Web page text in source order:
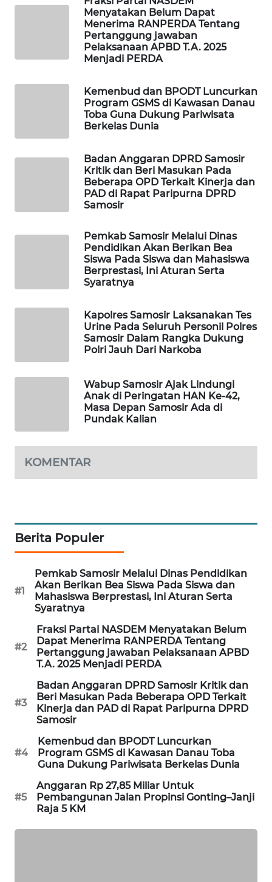
Menyatakan Belum Dapat
Menerima RANPERDA Tentang
Pertanggung jawaban
Pelaksanaan APBD T.A. 2025
Menjadi PERDA
Kemenbud dan BPODT Luncurkan
Program GSMS di Kawasan Danau
Toba Guna Dukung Pariwisata
Berkelas Dunia
Badan Anggaran DPRD Samosir
Kritik dan Beri Masukan Pada
Beberapa OPD Terkait Kinerja dan
PAD di Rapat Paripurna DPRD
Samosir
Pemkab Samosir Melalui Dinas
Pendidikan Akan Berikan Bea
Siswa Pada Siswa dan Mahasiswa
Berprestasi, Ini Aturan Serta
Syaratnya
Kapolres Samosir Laksanakan Tes
Urine Pada Seluruh Personil Polres
Samosir Dalam Rangka Dukung
Polri Jauh Dari Narkoba
Wabup Samosir Ajak Lindungi
Anak di Peringatan HAN Ke-42,
Masa Depan Samosir Ada di
Pundak Kalian
KOMENTAR
Berita Populer
#1
Pemkab Samosir Melalui Dinas Pendidikan
Akan Berikan Bea Siswa Pada Siswa dan
Mahasiswa Berprestasi, Ini Aturan Serta
Syaratnya
#2
Fraksi Partai NASDEM Menyatakan Belum
Dapat Menerima RANPERDA Tentang
Pertanggung jawaban Pelaksanaan APBD
T.A. 2025 Menjadi PERDA
#3
Badan Anggaran DPRD Samosir Kritik dan
Beri Masukan Pada Beberapa OPD Terkait
Kinerja dan PAD di Rapat Paripurna DPRD
Samosir
#4
Kemenbud dan BPODT Luncurkan
Program GSMS di Kawasan Danau Toba
Guna Dukung Pariwisata Berkelas Dunia
#5
Anggaran Rp 27,85 Miliar Untuk
Pembangunan Jalan Propinsi Gonting–Janji
Raja 5 KM
NEWS
NEWS
HUMBANG
NEWS
NEWS
BERKAT
AKHLAK
ID
PERAPKI
NEWS
SONYA
ASA
NEWS